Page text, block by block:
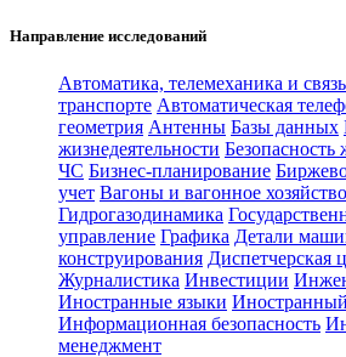
Направление исследований
Автоматика, телемеханика и
транспорте Автоматическая
геометрия Антенны Базы данных
жизнедеятельности Безопасность
ЧС Бизнес-планирование
учет Вагоны и вагонное хозяйство
Гидрогазодинамика
управление Графика Детали
конструирования Диспетчерская
Журналистика Инвестиции
Иностранные языки
Информационная безопасность
менеджмент